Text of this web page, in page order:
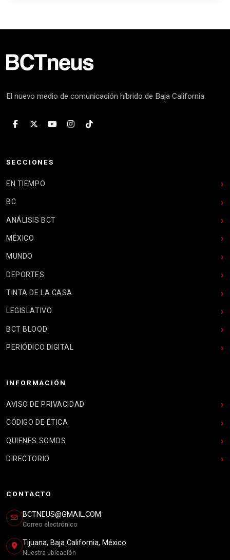
El nuevo medio de comunicación híbrido de Baja California.
SECCIONES
EN TIEMPO
BC
ANÁLISIS BCT
MÉXICO
MUNDO
DEPORTES
TINTA DE LA CASA
LEGISLATIVO
BCT BLOOD
PERIÓDICO DIGITAL
INFORMACIÓN
AVISO DE PRIVACIDAD
CÓDIGO DE ÉTICA
QUIENES SOMOS
DIRECTORIO
CONTACTO
BCTNEUS@GMAIL.COM
Correo electrónico
Tijuana, Baja California, México
Nuestra ubicación